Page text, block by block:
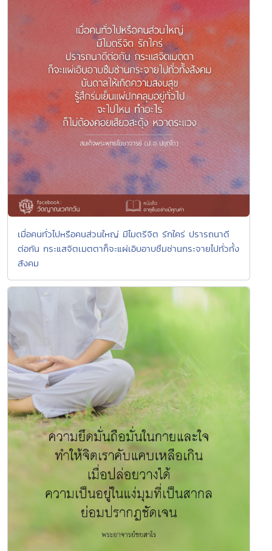
เมื่อคนทั่วไปหรือคนส่วนใหญ่ มีไมตรีจิต รักใคร่ ปรารถนาดี
ต่อกัน กระแสจิตเมตตาก็จะแผ่เอิบอาบซึมซ่านกระจายไปทั่วทั้ง
สังคม